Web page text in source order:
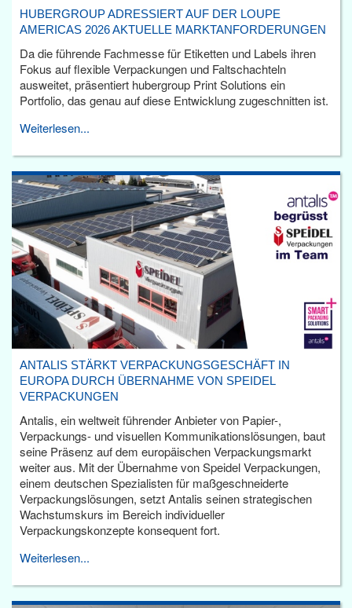
HUBERGROUP ADRESSIERT AUF DER LOUPE
AMERICAS 2026 AKTUELLE MARKTANFORDERUNGEN
Da die führende Fachmesse für Etiketten und Labels ihren
Fokus auf flexible Verpackungen und Faltschachteln
ausweitet, präsentiert hubergroup Print Solutions ein
Portfolio, das genau auf diese Entwicklung zugeschnitten ist.
Weiterlesen...
ANTALIS STÄRKT VERPACKUNGSGESCHÄFT IN
EUROPA DURCH ÜBERNAHME VON SPEIDEL
VERPACKUNGEN
Antalis, ein weltweit führender Anbieter von Papier-,
Verpackungs- und visuellen Kommunikationslösungen, baut
seine Präsenz auf dem europäischen Verpackungsmarkt
weiter aus. Mit der Übernahme von Speidel Verpackungen,
einem deutschen Spezialisten für maßgeschneiderte
Verpackungslösungen, setzt Antalis seinen strategischen
Wachstumskurs im Bereich individueller
Verpackungskonzepte konsequent fort.
Weiterlesen...